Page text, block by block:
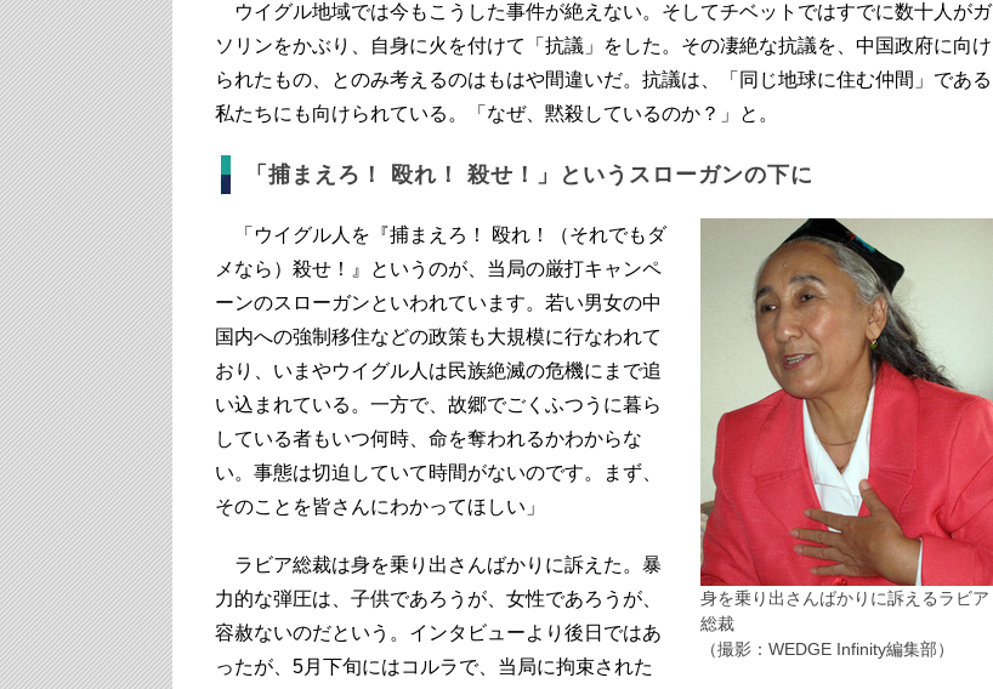
ウイグル地域では今もこうした事件が絶えない。そしてチベットではすでに数十人がガ
ソリンをかぶり、自身に火を付けて「抗議」をした。その凄絶な抗議を、中国政府に向け
られたもの、とのみ考えるのはもはや間違いだ。抗議は、「同じ地球に住む仲間」である
私たちにも向けられている。「なぜ、黙殺しているのか？」と。
「捕まえろ！ 殴れ！ 殺せ！」というスローガンの下に
身を乗り出さんばかりに訴えるラビア
総裁
（撮影：WEDGE Infinity編集部）
「ウイグル人を『捕まえろ！ 殴れ！（それでもダ
メなら）殺せ！』というのが、当局の厳打キャンペ
ーンのスローガンといわれています。若い男女の中
国内への強制移住などの政策も大規模に行なわれて
おり、いまやウイグル人は民族絶滅の危機にまで追
い込まれている。一方で、故郷でごくふつうに暮ら
している者もいつ何時、命を奪われるかわからな
い。事態は切迫していて時間がないのです。まず、
そのことを皆さんにわかってほしい」
ラビア総裁は身を乗り出さんばかりに訴えた。暴
力的な弾圧は、子供であろうが、女性であろうが、
容赦ないのだという。インタビューより後日ではあ
ったが、5月下旬にはコルラで、当局に拘束された